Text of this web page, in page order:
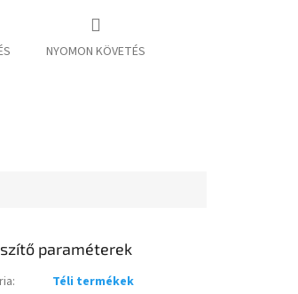
NYOMON KÖVETÉS
paraméterek
:
Téli termékek